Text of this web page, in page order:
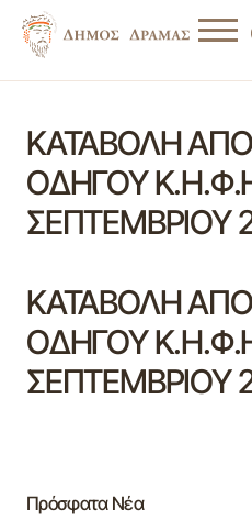
ΚΑΤΑΒΟΛΗ
ΟΔΗΓΟΥ
ΣΕΠΤΕΜΒΡΙΟΥ
ΚΑΤΑΒΟΛΗ
ΟΔΗΓΟΥ
ΣΕΠΤΕΜΒΡΙΟΥ
Πρόσφατα Νέα